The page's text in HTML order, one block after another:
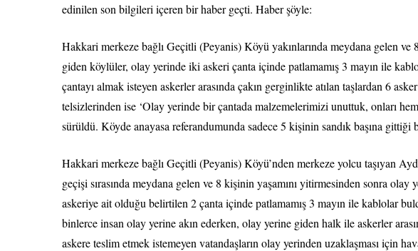
edinilen son bilgileri içeren bir haber geçti. Haber şöyle:
Hakkari merkeze bağlı Geçitli (Peyanis) Köyü yakınlarında meydana gelen
giden köylüler, olay yerinde iki askeri çanta içinde patlamamış 3 mayın ile
çantayı almak isteyen askerler arasında çakın gerginlikte atılan taşlardan 6
telsizlerinden ise ‘Olay yerinde bir çantada malzemelerimizi unuttuk, onları
sürüldü. Köyde anayasa referandumunda sadece 5 kişinin sandık başına gittiği
Hakkari merkeze bağlı Geçitli (Peyanis) Köyü’nden merkeze yolcu taşıyan
geçişi sırasında meydana gelen ve 8 kişinin yaşamını yitirmesinden sonra
askeriye ait olduğu belirtilen 2 çanta içinde patlamamış 3 mayın ile kablolar
binlerce insan olay yerine akın ederken, olay yerine giden halk ile askerler
askere teslim etmek istemeyen vatandaşların olay yerinden uzaklaşması için